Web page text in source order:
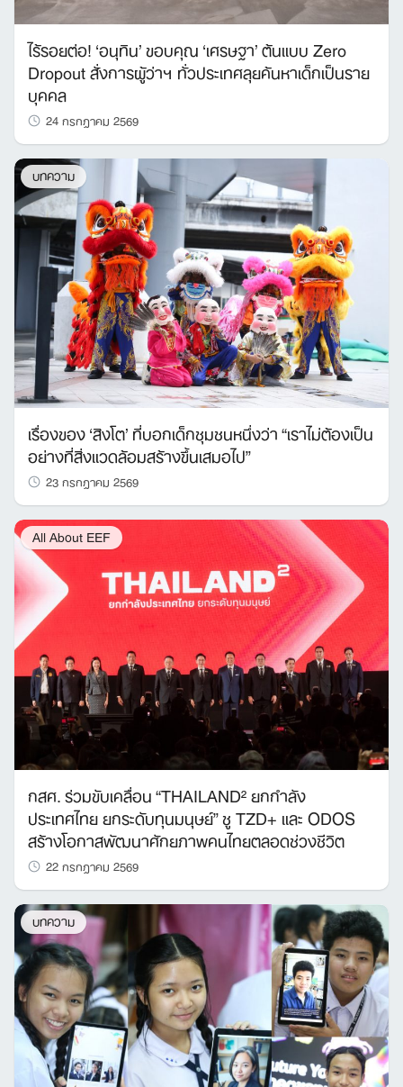
ไร้รอยต่อ! ‘อนุทิน’ ขอบคุณ ‘เศรษฐา’ ต้นแบบ Zero
Dropout สั่งการผู้ว่าฯ ทั่วประเทศลุยค้นหาเด็กเป็นราย
บุคคล
24 กรกฎาคม 2569
บทความ
เรื่องของ ‘สิงโต’ ที่บอกเด็กชุมชนหนึ่งว่า “เราไม่ต้องเป็น
อย่างที่สิ่งแวดล้อมสร้างขึ้นเสมอไป”
23 กรกฎาคม 2569
All About EEF
กสศ. ร่วมขับเคลื่อน “THAILAND² ยกกำลัง
ประเทศไทย ยกระดับทุนมนุษย์” ชู TZD+ และ ODOS
สร้างโอกาสพัฒนาศักยภาพคนไทยตลอดช่วงชีวิต
22 กรกฎาคม 2569
บทความ